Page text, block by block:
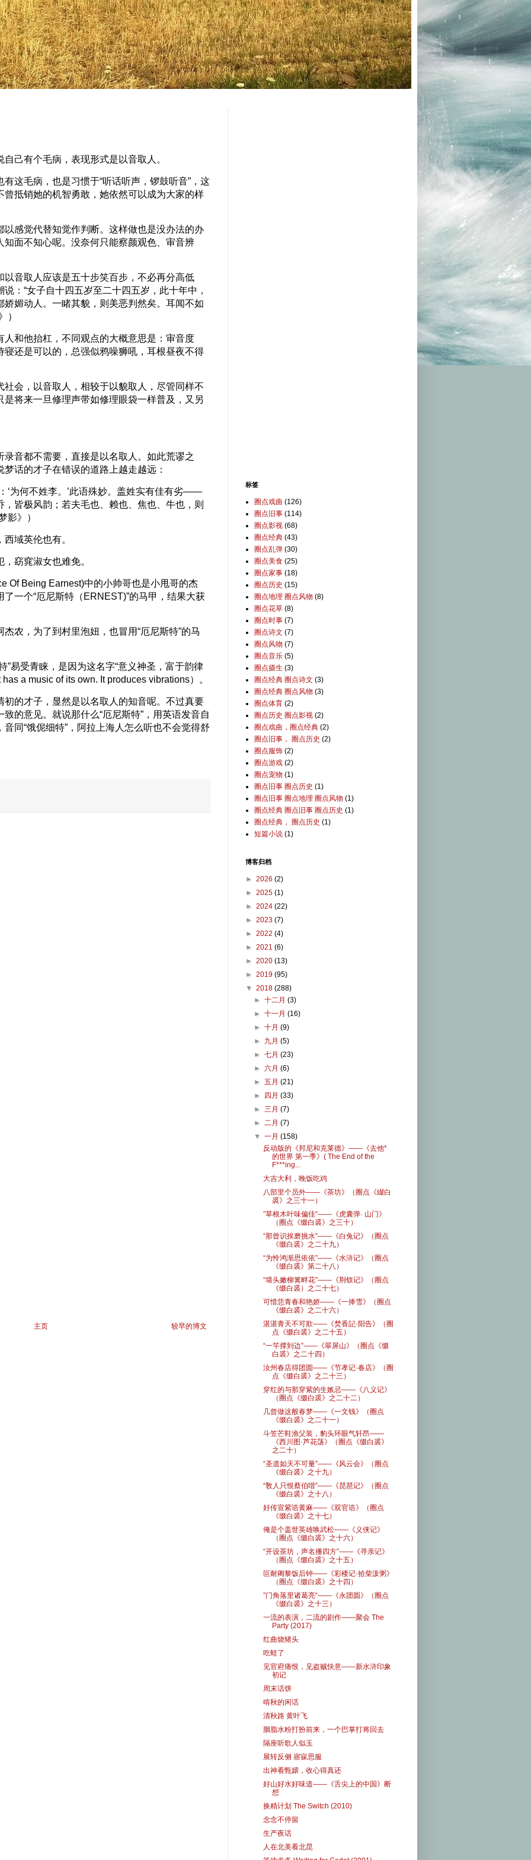
己有个毛病，表现形式是以音取人。
这毛病，也是习惯于“听话听声，锣鼓听音”，这
曾抵销她的机智勇敢，她依然可以成为大家的样
感觉代替知觉作判断。这样做也是没办法的办
面不知心呢。没奈何只能察颜观色、审音辨
音取人应该是五十步笑百步，不必再分高低
：“女子自十四五岁至二十四五岁，此十年中，
媚动人。一睹其貌，则美恶判然矣。耳闻不如
）
和他抬杠，不同观点的大概意思是：审音度
寝还是可以的，总强似鸦噪狮吼，耳根昼夜不得
会，以音取人，相较于以貌取人，尽管同样不
将来一旦修理声带如修理眼袋一样普及，又另
音都不需要，直接是以名取人。如此荒谬之
话的才子在错误的道路上越走越远：
‘为何不姓李。’此语殊妙。盖姓实有佳有劣——
皆极风韵；若夫毛也、赖也、焦也、牛也，则
影》）
域英伦也有。
窈窕淑女也难免。
Of Being Earnest)中的小帅哥也是小甩哥的杰
一个“厄尼斯特（ERNEST)”的马甲，结果大获
农，为了到村里泡妞，也冒用“厄尼斯特”的马
易受青睐，是因为这名字“意义神圣，富于韵律
a music of its own. It produces vibrations）。
的才子，显然是以名取人的知音呢。不过真要
的意见。就说那什么“厄尼斯特”，用英语发音自
同“饿伲细特”，阿拉上海人怎么听也不会觉得舒
较早的博文
主页
标签
圈点戏曲 (126)
圈点旧事 (114)
圈点影视 (68)
圈点经典 (43)
圈点乱弹 (30)
圈点美食 (25)
圈点家事 (18)
圈点历史 (15)
圈点地理 圈点风物 (8)
圈点花草 (8)
圈点时事 (7)
圈点诗文 (7)
圈点风物 (7)
圈点音乐 (5)
圈点摄生 (3)
圈点经典 圈点诗文 (3)
圈点经典 圈点风物 (3)
圈点体育 (2)
圈点历史 圈点影视 (2)
圈点戏曲，圈点经典 (2)
圈点旧事， 圈点历史 (2)
圈点服饰 (2)
圈点游戏 (2)
圈点宠物 (1)
圈点旧事 圈点历史 (1)
圈点旧事 圈点地理 圈点风物 (1)
圈点经典 圈点旧事 圈点历史 (1)
圈点经典， 圈点历史 (1)
短篇小说 (1)
博客归档
► 2026 (2)
► 2025 (1)
► 2024 (22)
► 2023 (7)
► 2022 (4)
► 2021 (6)
► 2020 (13)
► 2019 (95)
▼ 2018 (288)
►十二月(3)
►十一月(16)
►十月(9)
► 九月(5)
►七月(23)
►六月(6)
►五月(21)
►
四月(33)
►三月(7)
►二月(7)
▼一月(158)
反动版的《邦尼和克莱德》——《去他*
的世界 第一季》( The End of the
F***ing...
大吉大利，晚饭吃鸡
八部里个员外——《茶坊》（圈点《綴白
裘》之三十一）
”草根木叶味偏佳“——《虎囊弹· 山门》
（圈点《缀白裘》之三十）
“那曾识挨磨挑水”——《白兔记》（圈点
《缀白裘》之二十九）
“为怜鸿渐思依依”——《水浒记》（圈点
《缀白裘》第二十八）
“墙头嫩柳篱畔花”——《荆钗记》（圈点
《缀白裘）之二十七）
可惜恁青春和艳娇——《一捧雪》（圈点
《缀白裘》之二十六）
湛湛青天不可欺——《焚香記·阳告》（圈
点《缀白裘》之二十五）
“一竿撑到边”——《翠屏山》（圈点《缀
白裘》之二十四）
汝州春店得团圆——《节孝记·春店》（圈
点《缀白裘》之二十三）
穿红的与那穿紫的生嫉忌——《八义记》
（圈点《缀白裘》之二十二）
几曾做这般春梦——《一文钱》（圈点
《缀白裘》之二十一）
斗笠芒鞋渔父装，豹头环眼气轩昂——
《西川图·芦花荡》（圈点《缀白裘》
之二十）
“圣道如天不可量”——《风云会》（圈点
《缀白裘》之十九）
“敎人只恨蔡伯喈”——《琵琶记》（圈点
《缀白裘》之十八）
好传宣紫诰黄麻——《双官诰》（圈点
《缀白裘》之十七）
俺是个盖世英雄唤武松——《义侠记》
（圈点《缀白裘》之十六）
“开设茶坊，声名播四方”——《寻亲记》
（圈点《缀白裘》之十五）
叵耐阇黎饭后钟——《彩楼记·拾柴泼粥》
（圈点《缀白裘》之十四）
”门角落里诸葛亮“——《永团圆》（圈点
《缀白裘》之十三）
一流的表演，二流的剧作——聚会 The
Party (2017)
红曲烧猪头
吃蛏了
见官府痛恨，见盗贼快意——新水浒印象
初记
周末话饼
啃秋的闲话
清秋路 黄叶飞
胭脂水粉打扮前来，一个巴掌打将回去
隔座听歌人似玉
展转反侧 寤寐思服
出神看甄嬛，收心得真还
好山好水好味道——《舌尖上的中国》断
想
换精计划 The Switch (2010)
念念不停留
生产夜话
人在北美看北昆